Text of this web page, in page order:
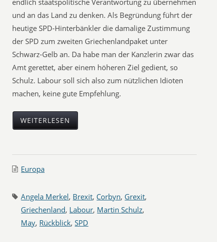
endlich staatspolitische Verantwortung zu übernehmen
und an das Land zu denken. Als Begründung führt der
heutige SPD-Hinterbänkler die damalige Zustimmung
der SPD zum zweiten Griechenlandpaket unter
Schwarz-Gelb an. Da habe man der Kanzlerin zwar das
Amt gerettet, aber einem höheren Ziel gedient, so
Schulz. Labour soll sich also zum nützlichen Idioten
machen, keine gute Empfehlung.
WEITERLESEN
Europa
Angela Merkel, Brexit, Corbyn, Grexit,
Griechenland, Labour, Martin Schulz,
May, Rückblick,SPD